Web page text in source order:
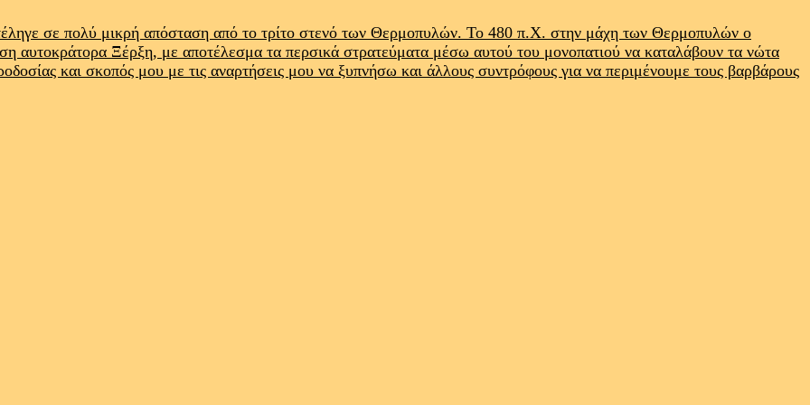
σε πολύ μικρή απόσταση από το τρίτο στενό των Θερμοπυλών. Το 480 π.Χ. στην μάχη των Θερμοπυλών ο
αυτοκράτορα Ξέρξη, με αποτέλεσμα τα περσικά στρατεύματα μέσω αυτού του μονοπατιού να καταλάβουν τα νώτα
και σκοπός μου με τις αναρτήσεις μου να ξυπνήσω και άλλους συντρόφους για να περιμένουμε τους βαρβάρους